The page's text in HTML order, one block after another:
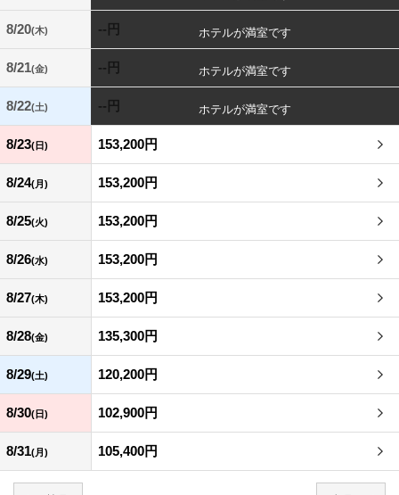
8/20(木) --円
8/21(金) --円
8/22(土) --円
8/23(日) 153,200円
8/24(月) 153,200円
8/25(火) 153,200円
8/26(水) 153,200円
8/27(木) 153,200円
8/28(金) 135,300円
8/29(土) 120,200円
8/30(日) 102,900円
8/31(月) 105,400円